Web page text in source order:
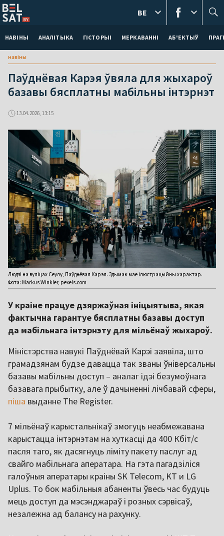
НАВІНЫ АНАЛІТЫКА ГІСТОРЫІ МЕРКАВАННI АБ'ЕКТЫЎ
BE
навіны
Паўднёвая Карэя ўвяла для жыхароў
базавы бясплатны мабільны інтэрнэт
13.04.2026, 13:15
Людзі на вуліцах Сеулу, Паўднёвая Карэя. Здымак мае ілюстрацыйны характар.
Фота: Markus Winkler, pexels.com
У краіне працуе дзяржаўная ініцыятыва, якая
фактычна гарантуе бясплатны базавы доступ
да мабільнага інтэрнэту для мільёнаў жыхароў.
Міністэрства навукі Паўднёвай Карэі заявіла, што
грамадзянам будзе давацца так званы ўніверсальны
базавы мабільны доступ – аналаг ідэі безумоўнага
базавага прыбытку, але ў дачыненні лічбавай сферы,
піша выданне The Register.
7 мільёнаў карыстальнікаў змогуць неабмежавана
карыстацца інтэрнэтам на хуткасці да 400 Кбіт/с
пасля таго, як дасягнуць ліміту пакету паслуг ад
свайго мабільнага аператара. На гэта пагадзіліся
галоўныя аператары краіны SK Telecom, KT и LG
Uplus. То бок мабільныя абаненты ўвесь час будуць
мець доступ да мэсэнджараў і розных сэрвісаў,
незалежна ад балансу на рахунку.